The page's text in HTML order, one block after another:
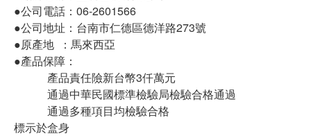
●公司電話：06-2601566
●公司地址：台南市仁德區德洋路273號
●原產地 ：馬來西亞
●產品保障：
產品責任險新台幣3仟萬元
通過中華民國標準檢驗局檢驗合格通過
通過多種項目均檢驗合格
標示於盒身